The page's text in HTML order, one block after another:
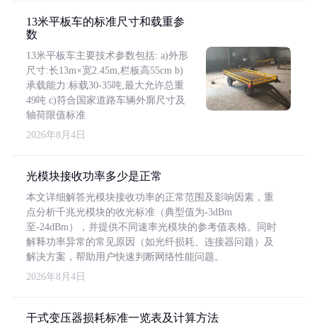
13米平板车的标准尺寸和载重参
数
13米平板车主要技术参数包括: a)外形
尺寸:长13m×宽2.45m,栏板高55cm b)
承载能力:标载30-35吨,最大允许总重
49吨 c)符合国家道路车辆外廓尺寸及
轴荷限值标准
2026年8月4日
光模块接收功率多少是正常
本文详细解答光模块接收功率的正常范围及影响因素，重
点分析千兆光模块的收光标准（典型值为-3dBm
至-24dBm），并提供不同速率光模块的参考值表格。同时
解释功率异常的常见原因（如光纤损耗、连接器问题）及
解决方案，帮助用户快速判断网络性能问题。
2026年8月4日
干式变压器损耗标准一览表及计算方法